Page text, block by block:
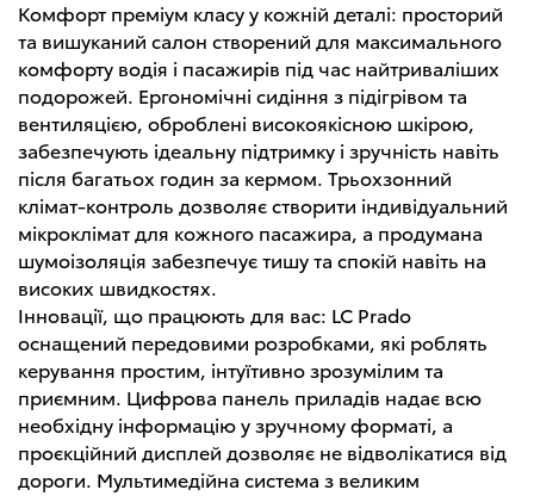
Комфорт преміум класу у кожній деталі: просторий
та вишуканий салон створений для максимального
комфорту водія і пасажирів під час найтриваліших
подорожей. Ергономічні сидіння з підігрівом та
вентиляцією, оброблені високоякісною шкірою,
забезпечують ідеальну підтримку і зручність навіть
після багатьох годин за кермом. Трьохзонний
клімат-контроль дозволяє створити індивідуальний
мікроклімат для кожного пасажира, а продумана
шумоізоляція забезпечує тишу та спокій навіть на
високих швидкостях.
Інновації, що працюють для вас: LC Prado
оснащений передовими розробками, які роблять
керування простим, інтуїтивно зрозумілим та
приємним. Цифрова панель приладів надає всю
необхідну інформацію у зручному форматі, а
проєкційний дисплей дозволяє не відволікатися від
дороги. Мультимедійна система з великим